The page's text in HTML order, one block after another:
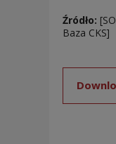
Źródło:
Baza CKS]